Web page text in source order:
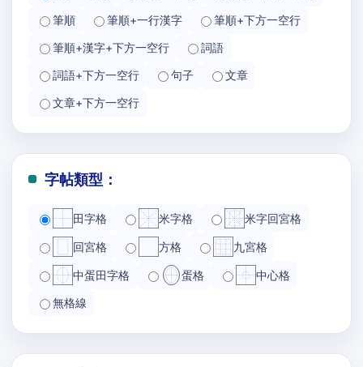
筆順
筆順+一行漢字
筆順+下方一空行
筆順+漢字+下方一空行
詞語
詞語+下方一空行
句子
文章
文章+下方一空行
字帖類型：
田字格 米字格 米字回宮格
回宮格 方格 九宮格
中蛋田字格 蛋格 中心格
無格線